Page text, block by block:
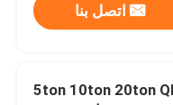
اتصل بنا
5ton 10ton 20ton QD EOT Crane